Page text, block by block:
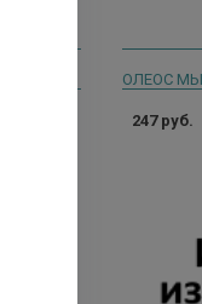
ОЛЕОС
247 руб.